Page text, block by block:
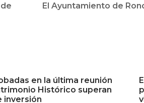
El Ayuntamiento de
en la última reunión
Histórico superan
inversión